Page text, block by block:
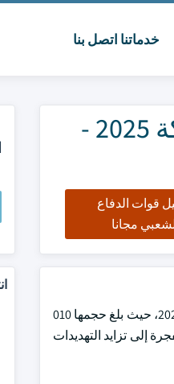
خدماتنا اتصل بنا
سوق روبوتات التخلص من الذخائر المتفجرة الحجم والمشاركة 2025 -
قوات الدفاع
مجانا
وقد قُدرت قيمة السوق العالمية لآليات التخلص من الذخائر المتفجرة بمبلغ 1.8 بليون دولار من دولارات الولايات المتحدة في عام 2024، حيث بلغ حجمها 010
من الذخائر المتفجرة إلى تزايد التهديدات